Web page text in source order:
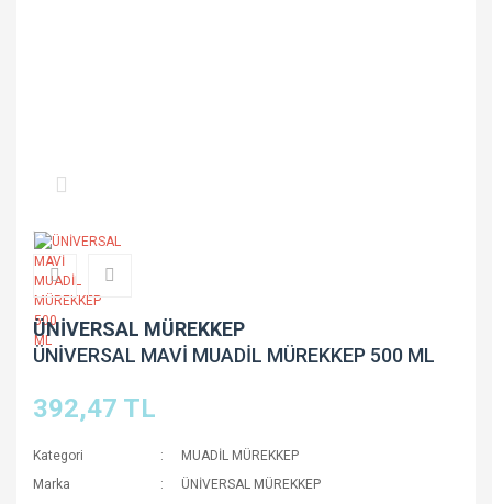
ÜNİVERSAL MÜREKKEP
ÜNİVERSAL MAVİ MUADİL MÜREKKEP 500 ML
392,47 TL
Kategori
MUADİL MÜREKKEP
Marka
ÜNİVERSAL MÜREKKEP